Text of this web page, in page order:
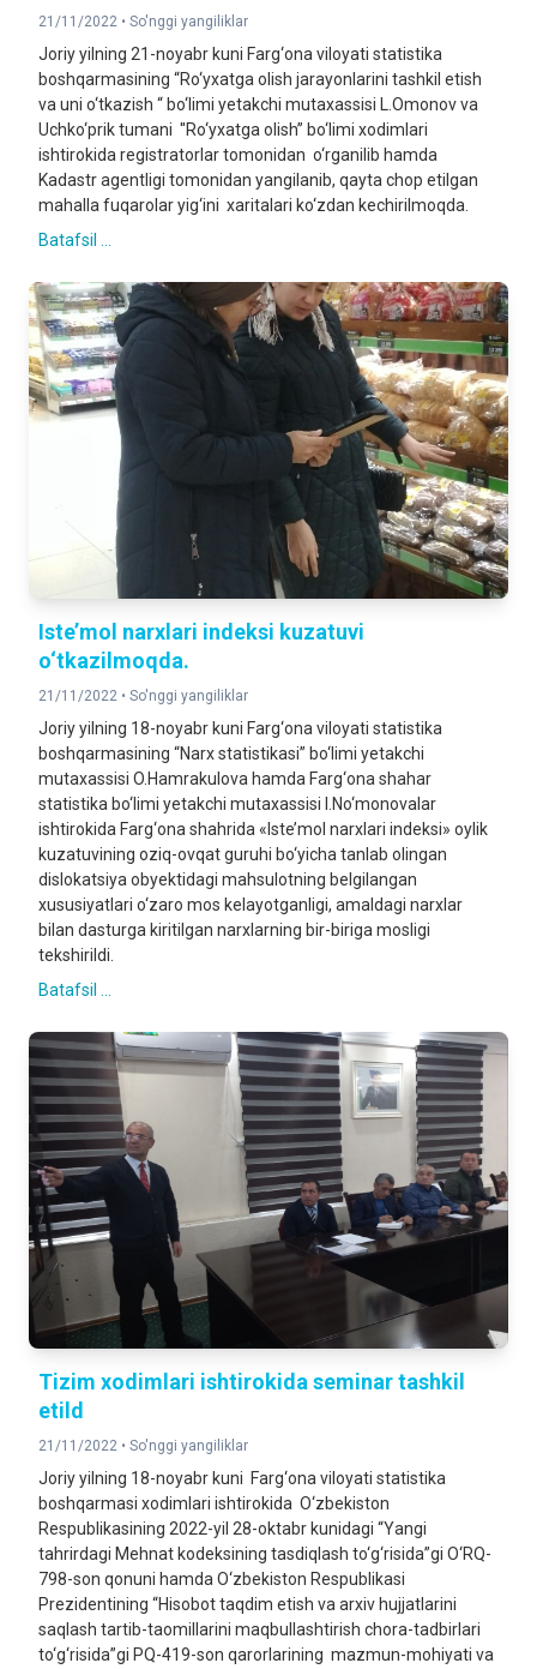
21/11/2022 • So'nggi yangiliklar
Joriy yilning 21-noyabr kuni Farg‘ona viloyati statistika
boshqarmasining “Ro‘yxatga olish jarayonlarini tashkil etish
va uni o‘tkazish “ bo‘limi yetakchi mutaxassisi L.Omonov va
Uchko‘prik tumani ''Ro‘yxatga olish” bo‘limi xodimlari
ishtirokida registratorlar tomonidan o‘rganilib hamda
Kadastr agentligi tomonidan yangilanib, qayta chop etilgan
mahalla fuqarolar yig‘ini xaritalari ko‘zdan kechirilmoqda.
Batafsil ...
Iste’mol narxlari indeksi kuzatuvi
o‘tkazilmoqda.
21/11/2022 • So'nggi yangiliklar
Joriy yilning 18-noyabr kuni Farg‘ona viloyati statistika
boshqarmasining “Narx statistikasi” bo‘limi yetakchi
mutaxassisi O.Hamrakulova hamda Farg‘ona shahar
statistika bo‘limi yetakchi mutaxassisi I.No‘monovalar
ishtirokida Farg‘ona shahrida «Iste’mol narxlari indeksi» oylik
kuzatuvining oziq-ovqat guruhi bo‘yicha tanlab olingan
dislokatsiya obyektidagi mahsulotning belgilangan
xususiyatlari o‘zaro mos kelayotganligi, amaldagi narxlar
bilan dasturga kiritilgan narxlarning bir-biriga mosligi
tekshirildi.
Batafsil ...
Tizim xodimlari ishtirokida seminar tashkil
etild
21/11/2022 • So'nggi yangiliklar
Joriy yilning 18-noyabr kuni Farg‘ona viloyati statistika
boshqarmasi xodimlari ishtirokida O‘zbekiston
Respublikasining 2022-yil 28-oktabr kunidagi “Yangi
tahrirdagi Mehnat kodeksining tasdiqlash to‘g‘risida”gi O‘RQ-
798-son qonuni hamda O‘zbekiston Respublikasi
Prezidentining “Hisobot taqdim etish va arxiv hujjatlarini
saqlash tartib-taomillarini maqbullashtirish chora-tadbirlari
to‘g‘risida”gi PQ-419-son qarorlarining mazmun-mohiyati va